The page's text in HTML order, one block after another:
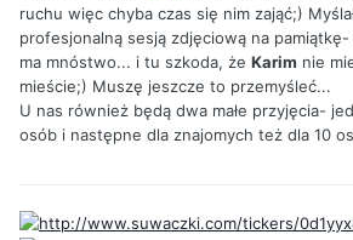
ruchu więc chyba czas się nim zająć;)
profesjonalną sesją zdjęciową na
ma mnóstwo... i tu szkoda, że Karim nie
mieście;) Muszę jeszcze to przemyśleć...
U nas również będą dwa małe przyjęcia-
osób i następne dla znajomych też dla 10